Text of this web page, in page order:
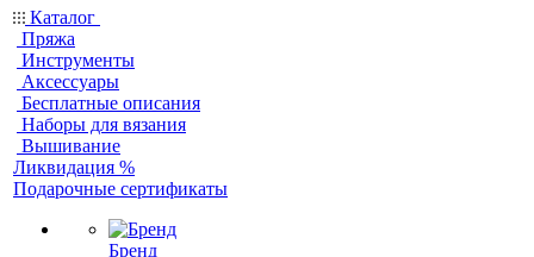
Каталог
Пряжа
Инструменты
Аксессуары
Бесплатные описания
Наборы для вязания
Вышивание
Ликвидация %
Подарочные сертификаты
Бренд